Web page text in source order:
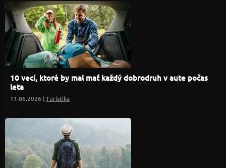
10 vecí, ktoré by mal mať každý dobrodruh v aute počas
leta
11.06.2026 |Turistika